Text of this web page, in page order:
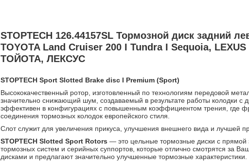
STOPTECH 126.44157SL Тормозной диск задний
TOYOTA Land Cruiser 200 I Tundra I Sequoia, LEXUS
ТОЙОТА, ЛЕКСУС
STOPTECH Sport Slotted Brake disc I Premium (Sport)
Высококачественный ротор, изготовленный по технологиям передовой
значительно снижающий шум, создаваемый в результате работы колодки с
эффективен в конфигурациях с повышенным коэффициентом трения, где
соединения тормозных колодок европейского стиля.
Слот служит для увеличения прикуса, улучшения внешнего вида и лучшей
STOPTECH Slotted Sport Rotors — это цельные тормозные диски с прямой
тормозных систем и серийных суппортов, которые отлично смотрятся за
дисками и предлагают значительно улучшенные тормозные характеристики.